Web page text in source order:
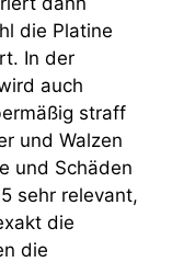
die Platine
In der
auch
straff
und Walzen
und Schäden
sehr relevant,
die
die